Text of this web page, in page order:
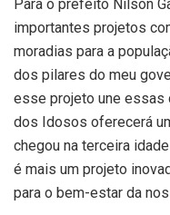
Para o prefeito Nilson
importantes projetos
moradias para a
dos pilares do meu
esse projeto une essas
dos Idosos oferecerá
chegou na terceira
é mais um projeto
para o bem-estar da